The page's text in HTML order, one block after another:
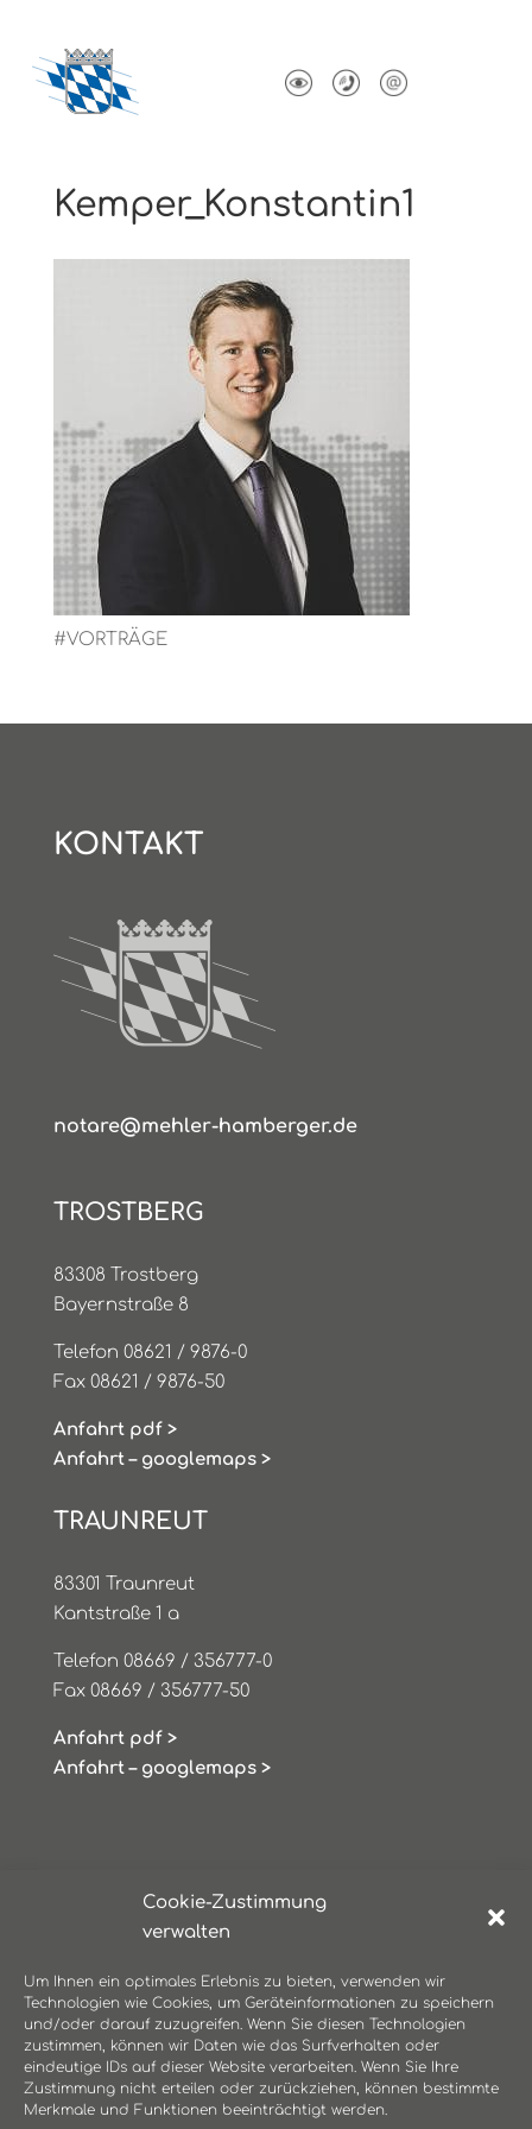
Cookie-Zustimmung
verwalten
Um Ihnen ein optimales Erlebnis zu bieten, verwenden wir
Technologien wie Cookies, um Geräteinformationen zu speichern
und/oder darauf zuzugreifen. Wenn Sie diesen Technologien
zustimmen, können wir Daten wie das Surfverhalten oder
eindeutige IDs auf dieser Website verarbeiten. Wenn Sie Ihre
Zustimmung nicht erteilen oder zurückziehen, können bestimmte
Merkmale und Funktionen beeinträchtigt werden.
Kemper_Konstantin1
#VORTRÄGE
KONTAKT
notare@mehler-hamberger.de
TROSTBERG
83308 Trostberg
Bayernstraße 8
Telefon 08621 / 9876-0
Fax 08621 / 9876-50
Anfahrt pdf >
Anfahrt – googlemaps >
TRAUNREUT
83301 Traunreut
Kantstraße 1 a
Telefon 08669 / 356777-0
Fax 08669 / 356777-50
Anfahrt pdf >
Anfahrt – googlemaps >
BÜROZEITEN – ÖFFNUNGSZEITEN
Montag:
Dienstag:
08:00 bis 12:00 Uhr
14:00 bis 17:00 Uhr
08:00 bis 12:00 Uhr
14:00 bis 17:00 Uhr
08:00 bis 12:00 Uhr